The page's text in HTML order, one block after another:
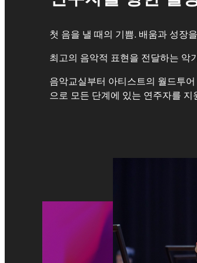
첫 음을 낼 때의 기쁨. 배움과 성장
최고의 음악적 표현을 전달하는 악
음악교실부터 아티스트의 월드투
으로 모든 단계에 있는 연주자를 지